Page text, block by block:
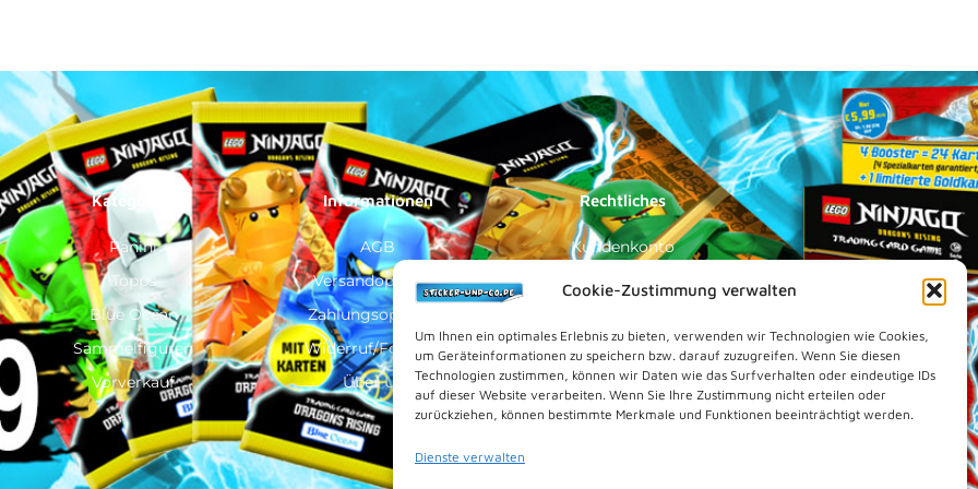
Cookie-Zustimmung verwalten
Um Ihnen ein optimales Erlebnis zu bieten, verwenden wir Technologien wie Cookies,
um Geräteinformationen zu speichern bzw. darauf zuzugreifen. Wenn Sie diesen
Technologien zustimmen, können wir Daten wie das Surfverhalten oder eindeutige IDs
auf dieser Website verarbeiten. Wenn Sie Ihre Zustimmung nicht erteilen oder
zurückziehen, können bestimmte Merkmale und Funktionen beeinträchtigt werden.
Dienste verwalten
Kategorien
Panini
Topps
Blue Ocean
Sammelfiguren
Vorverkauf
Informationen
AGB
Versandoptionen
Zahlungsoptionen
Widerruf/Formular
Über Uns
Rechtliches
Kundenkonto
Impressum
Cookies (EU)
Vertrag widerrufen
Kontakt